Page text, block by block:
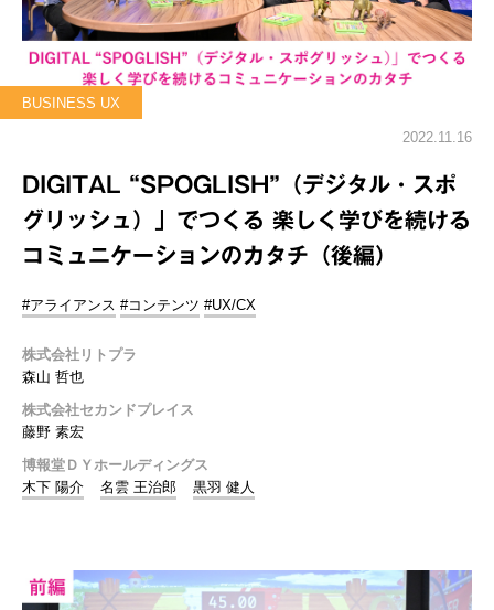
BUSINESS UX
2022.11.16
DIGITAL “SPOGLISH”（デジタル・スポ
グリッシュ）」でつくる 楽しく学びを続ける
コミュニケーションのカタチ（後編）
#アライアンス #コンテンツ #UX/CX
株式会社リトプラ
森山 哲也
株式会社セカンドプレイス
藤野 素宏
博報堂ＤＹホールディングス
木下 陽介
名雲 王治郎 黒羽 健人